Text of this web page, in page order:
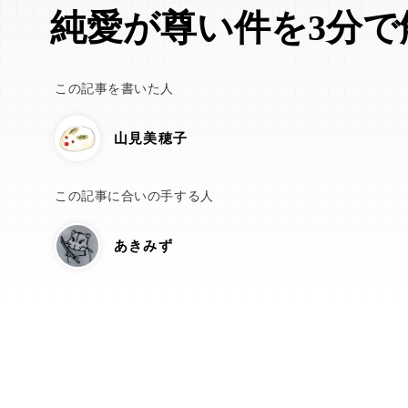
純愛が尊い件を3分
この記事を書いた人
山見美穂子
この記事に合いの手する人
あきみず